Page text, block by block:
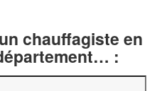
chauffagiste en
: